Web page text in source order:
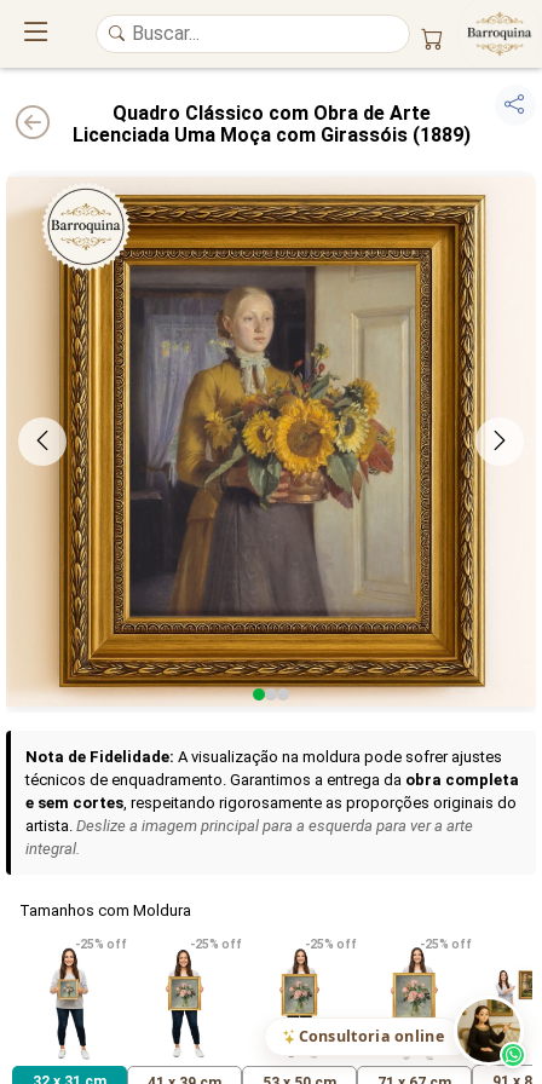
UM ATELIÊ 100% FINE ART
Trazemos a imponência das maiores obras de arte do mundopara o
alto padrão da sua casa. Nosso acervo reúne a genialidade de
grandes
pintores renomados, resgatandoartes reaise o requinte inconfundível
das obras doséculo XIX. Produção artesanal emCanvas 100% Algodão
molduras emMadeira Maciça e impressão com Pigmentação Mineral
QUALIDADE DE MUSEU GARANTIA ETERNA
Curadoria das Campanhas
A seleção de obras-primas apresentadas em nossos vídeos nas redes
sociais, reunidas aqui para sua apreciação.
VER DETALHES
Madona de Loreto
R$ 538,42
VER DETALHES
Narciso- caravaggio
R$ 365,92
VER
Maria
uma Rosa
R$ 365,92
Consultoria online
Quadro Clássico com Obra de Arte
Licenciada Uma Moça com Girassóis (1889)
Nota de Fidelidade: A visualização na moldura pode sofrer ajustes
técnicos de enquadramento. Garantimos a entrega da obra completa
e sem cortes, respeitando rigorosamente as proporções originais do
artista. Deslize a imagem principal para a esquerda para ver a arte
integral.
Tamanhos com Moldura
-25% off -25% off -25% off -25% off